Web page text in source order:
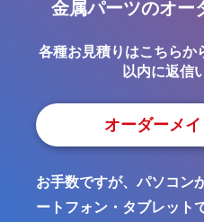
金属パーツのオー
各種お見積りはこちらか
以内に返信
オーダーメ
お手数ですが、パソコン
ートフォン・タブレット